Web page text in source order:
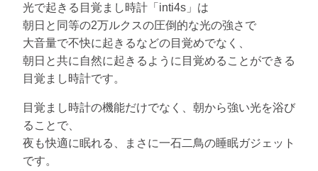
光で起きる目覚まし時計「inti4s」は
朝日と同等の2万ルクスの圧倒的な光の強さで
大音量で不快に起きるなどの目覚めでなく、
朝日と共に自然に起きるように目覚めることができる
目覚まし時計です。
目覚まし時計の機能だけでなく、朝から強い光を浴び
ることで、
夜も快適に眠れる、まさに一石二鳥の睡眠ガジェット
です。